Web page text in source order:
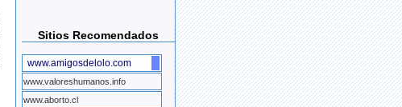
Sitios Recomendados
www.amigosdelolo.com
www.valoreshumanos.info
www.aborto.cl